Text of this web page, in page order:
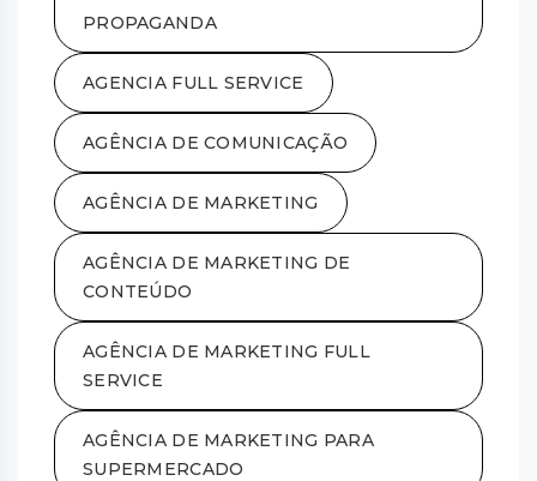
PROPAGANDA
AGENCIA FULL SERVICE
AGÊNCIA DE COMUNICAÇÃO
AGÊNCIA DE MARKETING
AGÊNCIA DE MARKETING DE
CONTEÚDO
AGÊNCIA DE MARKETING FULL
SERVICE
AGÊNCIA DE MARKETING PARA
SUPERMERCADO